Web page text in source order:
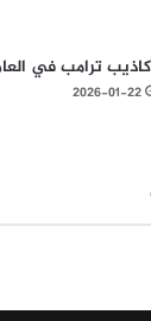
ترامب في
2026-01-22